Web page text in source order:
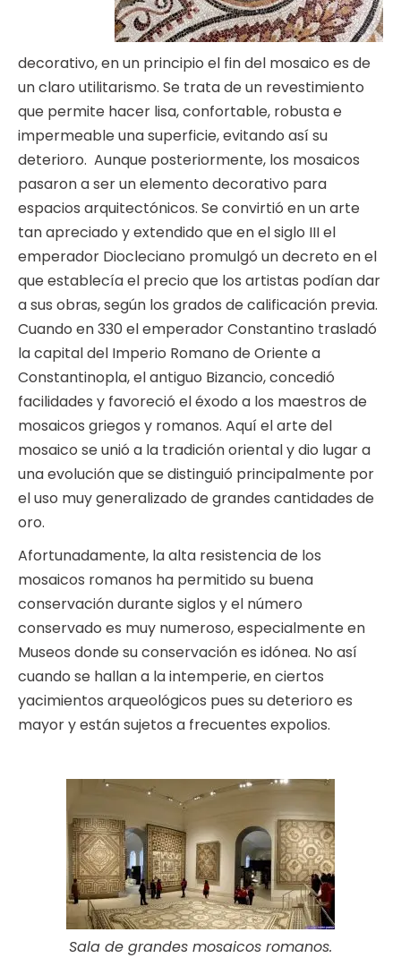
decorativo, en un principio el fin del mosaico es de
un claro utilitarismo. Se trata de un revestimiento
que permite hacer lisa, confortable, robusta e
impermeable una superficie, evitando así su
deterioro. Aunque posteriormente, los mosaicos
pasaron a ser un elemento decorativo para
espacios arquitectónicos. Se convirtió en un arte
tan apreciado y extendido que en el siglo III el
emperador Diocleciano promulgó un decreto en el
que establecía el precio que los artistas podían dar
a sus obras, según los grados de calificación previa.
Cuando en 330 el emperador Constantino trasladó
la capital del Imperio Romano de Oriente a
Constantinopla, el antiguo Bizancio, concedió
facilidades y favoreció el éxodo a los maestros de
mosaicos griegos y romanos. Aquí el arte del
mosaico se unió a la tradición oriental y dio lugar a
una evolución que se distinguió principalmente por
el uso muy generalizado de grandes cantidades de
oro.
Afortunadamente, la alta resistencia de los
mosaicos romanos ha permitido su buena
conservación durante siglos y el número
conservado es muy numeroso, especialmente en
Museos donde su conservación es idónea. No así
cuando se hallan a la intemperie, en ciertos
yacimientos arqueológicos pues su deterioro es
mayor y están sujetos a frecuentes expolios.
Sala de grandes mosaicos romanos.